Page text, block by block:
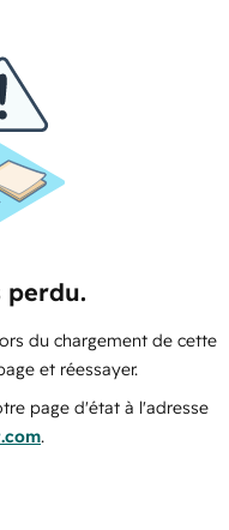
perdu.
du chargement de cette
et réessayer.
page d'état à l'adresse
.